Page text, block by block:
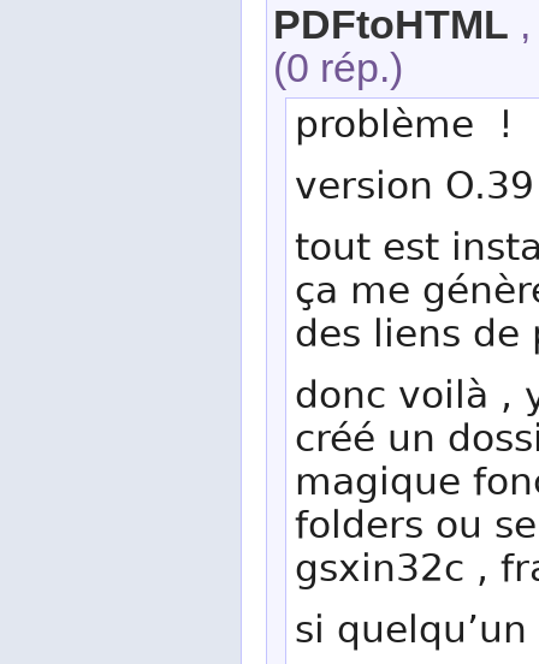
PDFtoHTML
(0 rép.)
problème !
version
tout est
ça me
des liens
donc voilà ,
créé un
magique
folders ou
gsxin32c ,
si